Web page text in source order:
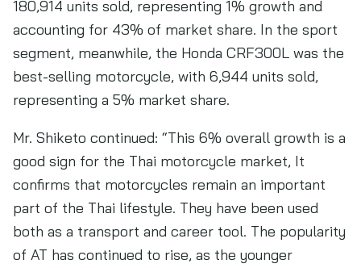
180,914 units sold, representing 1% growth and
accounting for 43% of market share. In the sport
segment, meanwhile, the Honda CRF300L was the
best-selling motorcycle, with 6,944 units sold,
representing a 5% market share.
Mr. Shiketo continued: “This 6% overall growth is a
good sign for the Thai motorcycle market, It
confirms that motorcycles remain an important
part of the Thai lifestyle. They have been used
both as a transport and career tool. The popularity
of AT has continued to rise, as the younger